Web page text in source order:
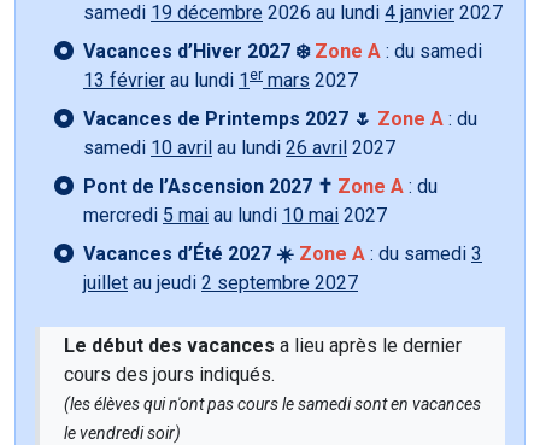
samedi 19 décembre 2026 au lundi 4 janvier 2027
Vacances d’Hiver 2027 ❄️ Zone A : du samedi
13 février au lundi 1 er mars 2027
Vacances de Printemps 2027 🌷 Zone A : du
samedi 10 avril au lundi 26 avril 2027
Pont de l’Ascension 2027 ✝️ Zone A : du
mercredi 5 mai au lundi 10 mai 2027
Vacances d’Été 2027 ☀️ Zone A : du samedi 3
juillet au jeudi 2 septembre 2027
Le début des vacances a lieu après le dernier
cours des jours indiqués.
(les élèves qui n'ont pas cours le samedi sont en vacances
le vendredi soir)